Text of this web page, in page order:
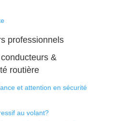
professionnels
&
routière
et attention en sécurité
au volant?